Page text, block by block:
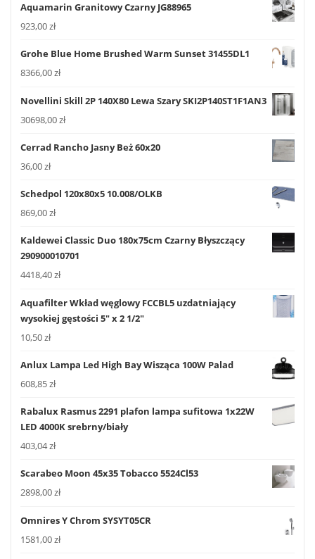
Aquamarin Granitowy Czarny JG88965
923,00zł
Grohe Blue Home Brushed Warm Sunset 31455DL1
8366,00zł
Novellini Skill 2P 140X80 Lewa Szary SKI2P140ST1F1AN3
30698,00zł
Cerrad Rancho Jasny Beż 60x20
36,00zł
Schedpol 120x80x5 10.008/OLKB
869,00zł
Kaldewei Classic Duo 180x75cm Czarny Błyszczący
290900010701
4418,40zł
Aquafilter Wkład węglowy FCCBL5 uzdatniający
wysokiej gęstości 5" x 2 1/2"
10,50zł
Anlux Lampa Led High Bay Wisząca 100W Palad
608,85zł
Rabalux Rasmus 2291 plafon lampa sufitowa 1x22W
LED 4000K srebrny/biały
403,04zł
Scarabeo Moon 45x35 Tobacco 5524Cl53
2898,00zł
Omnires Y Chrom SYSYT05CR
1581,00zł